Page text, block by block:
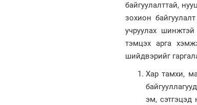
байгуулалттай,
зохион
учруулах
тэмцэх арга
шийдвэрийг
Хар тамхи,
эм, сэтгэцэд